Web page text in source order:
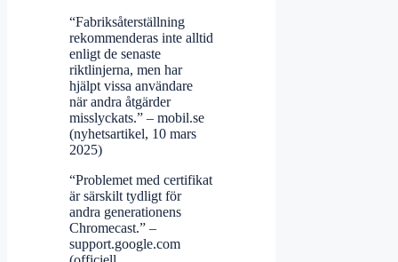
“Fabriksåterställning
rekommenderas inte alltid
enligt de senaste
riktlinjerna, men har
hjälpt vissa användare
när andra åtgärder
misslyckats.” – mobil.se
(nyhetsartikel, 10 mars
2025)
“Problemet med certifikat
är särskilt tydligt för
andra generationens
Chromecast.” –
support.google.com